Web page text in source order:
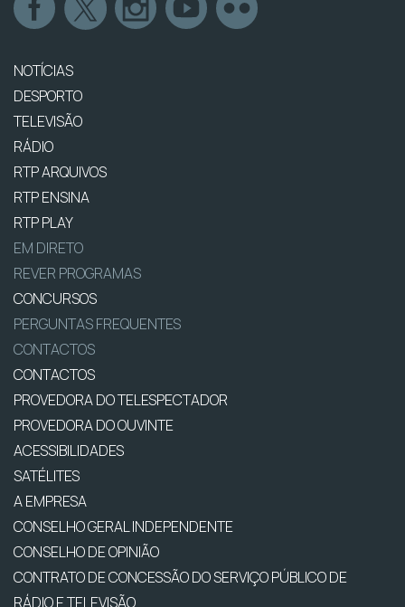
NOTÍCIAS
DESPORTO
TELEVISÃO
RÁDIO
RTP ARQUIVOS
RTP ENSINA
RTP PLAY
EM DIRETO
REVER PROGRAMAS
CONCURSOS
PERGUNTAS FREQUENTES
CONTACTOS
CONTACTOS
PROVEDORA DO TELESPECTADOR
PROVEDORA DO OUVINTE
ACESSIBILIDADES
SATÉLITES
A EMPRESA
CONSELHO GERAL INDEPENDENTE
CONSELHO DE OPINIÃO
CONTRATO DE CONCESSÃO DO SERVIÇO PÚBLICO DE
RÁDIO E TELEVISÃO